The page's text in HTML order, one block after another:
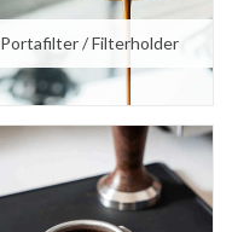
Portafilter / Filterholder